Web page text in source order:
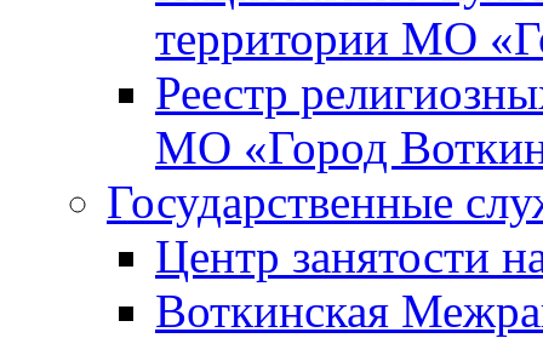
территории МО
Реестр
МО «Город
Государственные
Центр занятости
Воткинская